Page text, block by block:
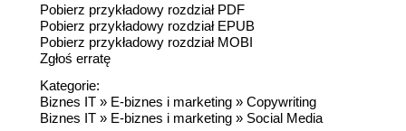
Pobierz przykładowy rozdział PDF
Pobierz przykładowy rozdział EPUB
Pobierz przykładowy rozdział MOBI
Zgłoś erratę
Kategorie:
Biznes IT » E-biznes i marketing » Copywriting
Biznes IT » E-biznes i marketing » Social Media